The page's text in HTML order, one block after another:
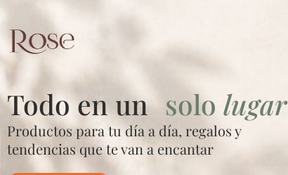
contenido
Todo en un sololugar
Productos para tu día a día, regalos y
tendencias que te van a encantar